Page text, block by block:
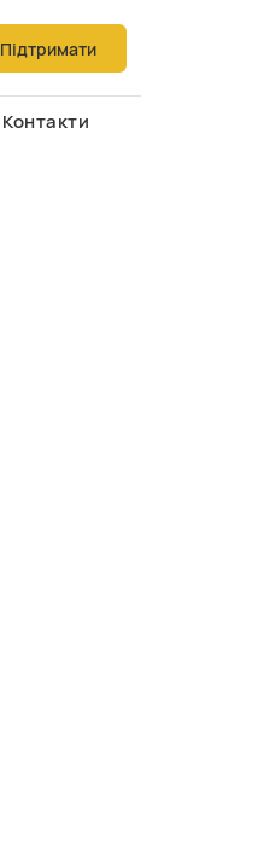
Підтримати
Контакти